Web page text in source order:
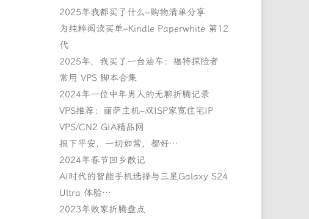
2025年我都买了什么–购物清单分享
为纯粹阅读买单–Kindle Paperwhite 第12
代
2025年，我买了一台油车：福特探险者
常用 VPS 脚本合集
2024年一位中年男人的无聊折腾记录
VPS推荐：丽萨主机–双ISP家宽住宅IP
VPS/CN2 GIA精品网
报下平安，一切如常，都好…
2024年春节回乡散记
AI时代的智能手机选择与三星Galaxy S24
Ultra 体验…
2023年败家折腾盘点